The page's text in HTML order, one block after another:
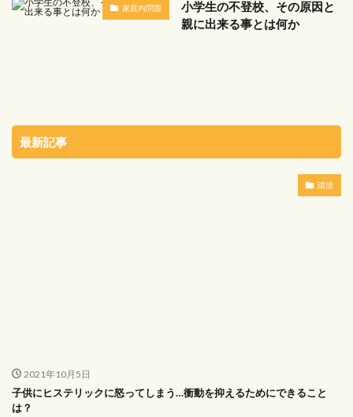
家庭内問題
小学生の不登校、その原因と
親に出来る事とは何か
最新記事
環境
2021年10月5日
子供にヒステリックに怒ってしまう…衝動を抑えるためにできること
は？